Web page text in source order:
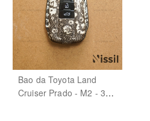
Bao da Toyota Land
Cruiser Prado - M2 - 3